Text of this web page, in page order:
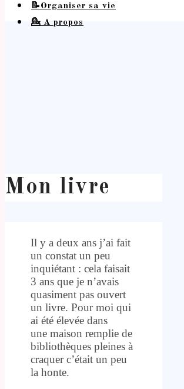
📝Organiser sa vie
💁 A propos
Mon livre
Il y a deux ans j’ai fait
un constat un peu
inquiétant : cela faisait
3 ans que je n’avais
quasiment pas ouvert
un livre. Pour moi qui
ai été élevée dans
une maison remplie de
bibliothèques pleines à
craquer c’était un peu
la honte.